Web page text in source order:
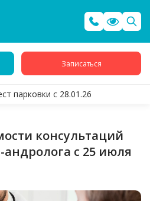
Записаться
парковки с 28.01.26
консультаций
андролога с 25 июля